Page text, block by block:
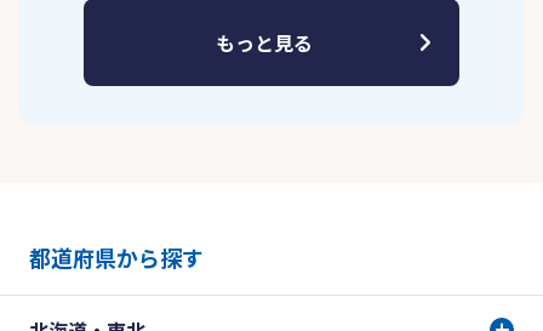
もっと見る
都道府県から探す